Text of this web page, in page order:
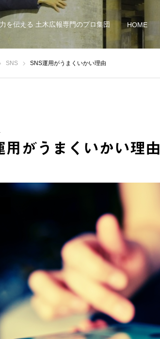
を伝える 土木広報専門のプロ集団 HOME
SNS SNS運用がうまくいかい理由
用がうまくいかい理由